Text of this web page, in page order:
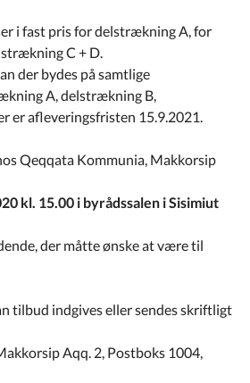
i fast pris for delstrækning A, for
C + D.
der bydes på samtlige
A, delstrækning B,
er afleveringsfristen 15.9.2021.
Qeqqata Kommunia, Makkorsip
kl. 15.00 i byrådssalen i Sisimiut
der måtte ønske at være til
tilbud indgives eller sendes skriftligt
Aqq. 2, Postboks 1004,